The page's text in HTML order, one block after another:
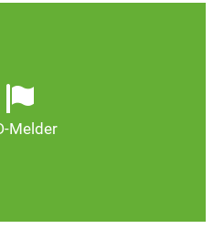
Melder
Sie Mängel, damit
und lebenswerter wird.